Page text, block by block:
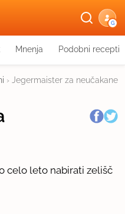
G
Mnenja Podobni recepti
› Jegermaister za neučakane
celo leto nabirati zelišč